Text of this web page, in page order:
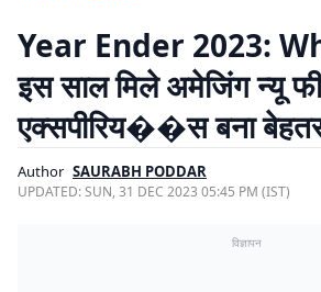
Year Ender 2023:
इस साल मिले अमेजिंग न्यू
एक्सपीरिय��स बना
Author SAURABH PODDAR
UPDATED:SUN, 31 DEC 2023 05:45 PM (IST)
विज्ञापन